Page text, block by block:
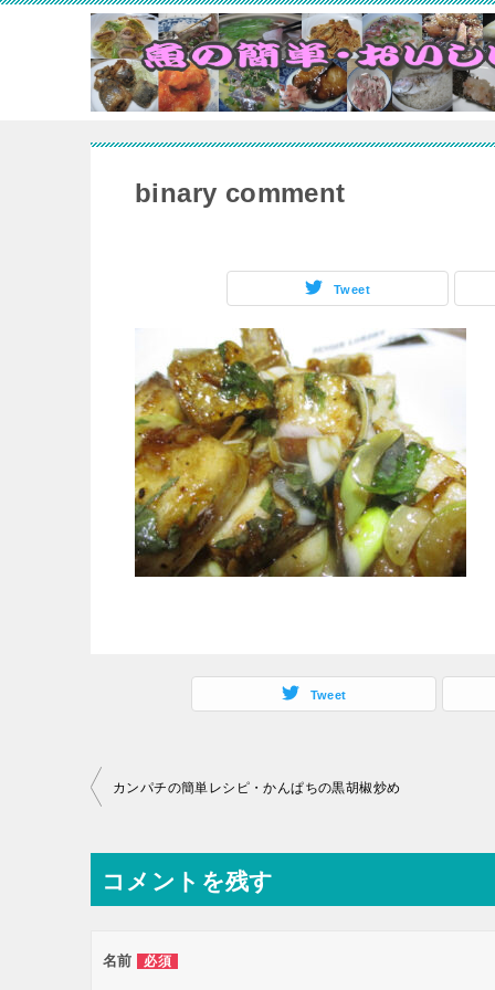
binary comment
Tweet
Tweet
投
ナ
ビ
ー
カンパチの簡単レシピ・かんぱちの黒胡椒炒め
コメントを残す
名前 必須